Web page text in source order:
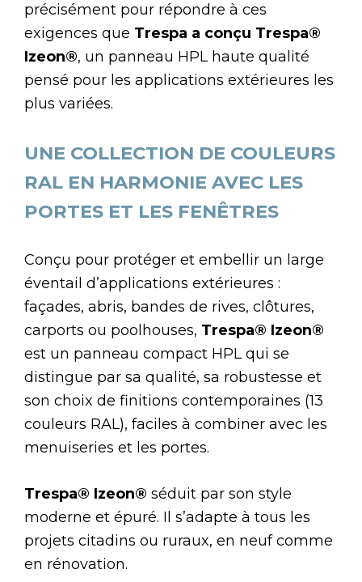
précisément pour répondre à ces
exigences que Trespa a conçu Trespa®
Izeon®, un panneau HPL haute qualité
pensé pour les applications extérieures les
plus variées.
UNE COLLECTION DE COULEURS
RAL EN HARMONIE AVEC LES
PORTES ET LES FENÊTRES
Conçu pour protéger et embellir un large
éventail d’applications extérieures :
façades, abris, bandes de rives, clôtures,
carports ou poolhouses, Trespa® Izeon®
est un panneau compact HPL qui se
distingue par sa qualité, sa robustesse et
son choix de finitions contemporaines (13
couleurs RAL), faciles à combiner avec les
menuiseries et les portes.
Trespa® Izeon® séduit par son style
moderne et épuré. Il s’adapte à tous les
projets citadins ou ruraux, en neuf comme
en rénovation.